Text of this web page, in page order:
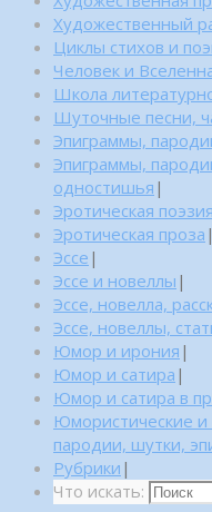
Художественный
Циклы стихов и
Человек и
Школа
Шуточные песни,
Эпиграммы,
Эпиграммы,
одностишья |
Эротическая поэзия
Эротическая проза |
Эссе |
Эссе и новеллы |
Эссе, новелла,
Эссе, новеллы,
Юмор и ирония |
Юмор и сатира |
Юмор и сатира в
Юмористические и
пародии, шутки,
Рубрики |
Что искать: